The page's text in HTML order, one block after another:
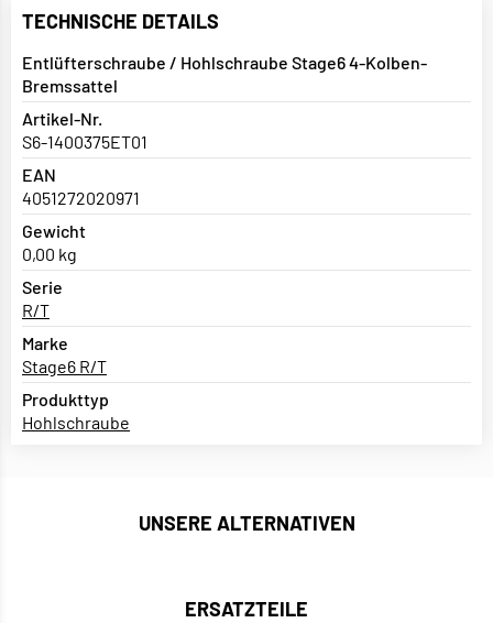
TECHNISCHE DETAILS
Entlüfterschraube / Hohlschraube Stage6 4-Kolben-
Bremssattel
Artikel-Nr.
S6-1400375ET01
EAN
4051272020971
Gewicht
0,00 kg
Serie
R/T
Marke
Stage6 R/T
Produkttyp
Hohlschraube
UNSERE ALTERNATIVEN
ERSATZTEILE